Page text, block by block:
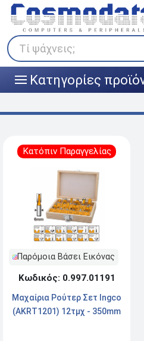
Τί ψάχνεις;
||| Κατηγορίες
Klarna
Πληρώστε σε 3
άτοκες δόσεις
Κατόπιν Παραγγελίας
Παρόμοια Βάσει Εικόνας
Κωδικός: 0.997.01191
Μαχαίρια Ρούτερ Σετ Ingco
(AKRT1201) 12τμχ - 350mm